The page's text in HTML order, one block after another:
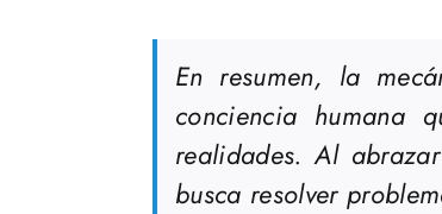
En resumen, la
conciencia humana
realidades. Al
busca resolver